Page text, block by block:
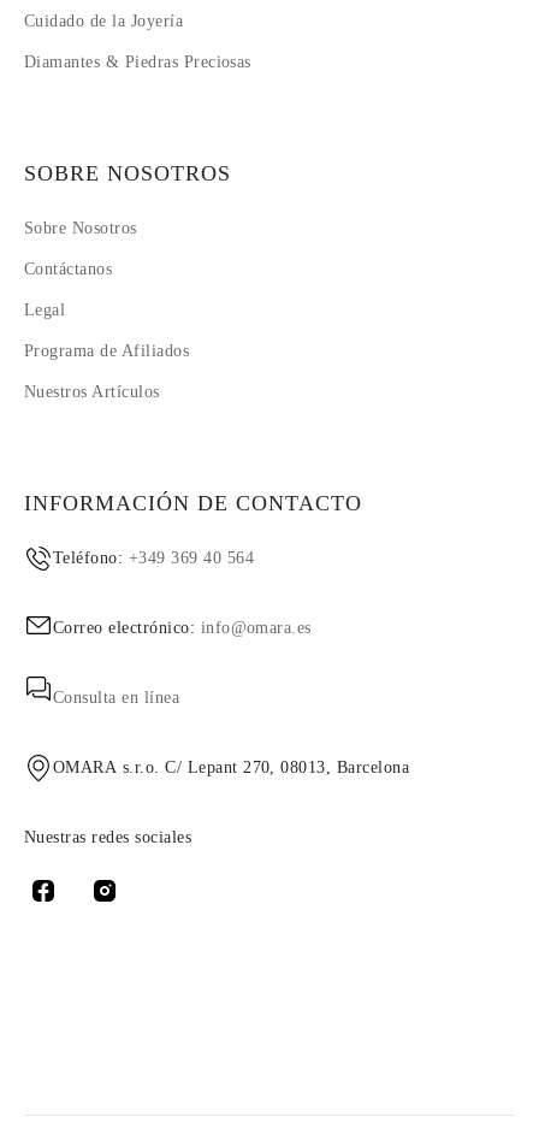
Cuidado de la Joyería
Diamantes & Piedras Preciosas
SOBRE NOSOTROS
Sobre Nosotros
Contáctanos
Legal
Programa de Afiliados
Nuestros Artículos
INFORMACIÓN DE CONTACTO
Teléfono: +349 369 40 564
Correo electrónico: info@omara.es
Consulta en línea
OMARA s.r.o. C/ Lepant 270, 08013, Barcelona
Nuestras redes sociales